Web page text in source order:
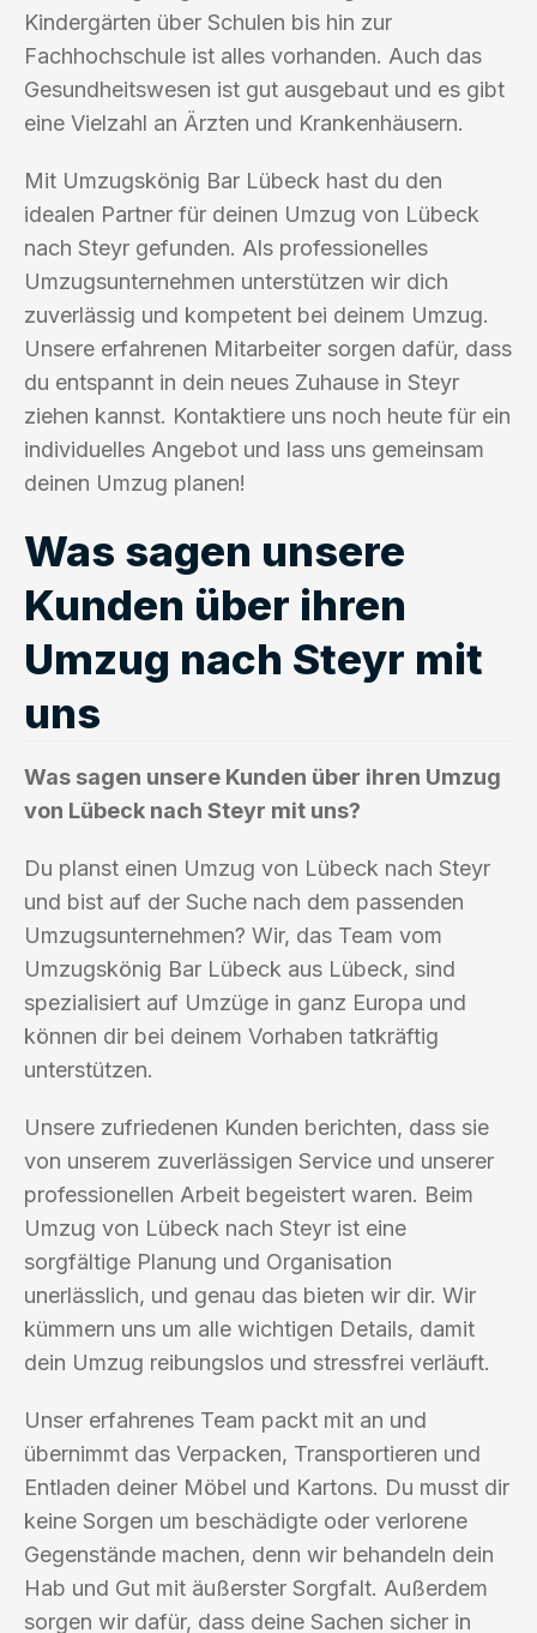
Kindergärten über Schulen bis hin zur
Fachhochschule ist alles vorhanden. Auch das
Gesundheitswesen ist gut ausgebaut und es gibt
eine Vielzahl an Ärzten und Krankenhäusern.
Mit Umzugskönig Bar Lübeck hast du den
idealen Partner für deinen Umzug von Lübeck
nach Steyr gefunden. Als professionelles
Umzugsunternehmen unterstützen wir dich
zuverlässig und kompetent bei deinem Umzug.
Unsere erfahrenen Mitarbeiter sorgen dafür, dass
du entspannt in dein neues Zuhause in Steyr
ziehen kannst. Kontaktiere uns noch heute für ein
individuelles Angebot und lass uns gemeinsam
deinen Umzug planen!
Was sagen unsere
Kunden über ihren
Umzug nach Steyr mit
uns
Was sagen unsere Kunden über ihren Umzug
von Lübeck nach Steyr mit uns?
Du planst einen Umzug von Lübeck nach Steyr
und bist auf der Suche nach dem passenden
Umzugsunternehmen? Wir, das Team vom
Umzugskönig Bar Lübeck aus Lübeck, sind
spezialisiert auf Umzüge in ganz Europa und
können dir bei deinem Vorhaben tatkräftig
unterstützen.
Unsere zufriedenen Kunden berichten, dass sie
von unserem zuverlässigen Service und unserer
professionellen Arbeit begeistert waren. Beim
Umzug von Lübeck nach Steyr ist eine
sorgfältige Planung und Organisation
unerlässlich, und genau das bieten wir dir. Wir
kümmern uns um alle wichtigen Details, damit
dein Umzug reibungslos und stressfrei verläuft.
Unser erfahrenes Team packt mit an und
übernimmt das Verpacken, Transportieren und
Entladen deiner Möbel und Kartons. Du musst dir
keine Sorgen um beschädigte oder verlorene
Gegenstände machen, denn wir behandeln dein
Hab und Gut mit äußerster Sorgfalt. Außerdem
sorgen wir dafür, dass deine Sachen sicher in